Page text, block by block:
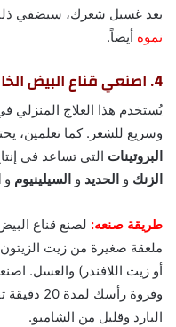
بعد غسيل شعرك، سيضفي
نموه أيضاً.
4. اصنعي قناع البيض الخاص بك:
يُستخدم هذا العلاج المنزلي
وسريع للشعر. كما تعلمين،
البروتينات التي تساعد في
الزنك و الحديد و السيلينيوم و
طريقة صنعه: لصنع قناع
ملعقة صغيرة من زيت
أو زيت اللافندر) والعسل.
وفروة
البارد وقليل من الشامبو.